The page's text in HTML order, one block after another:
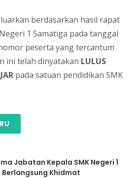
berdasarkan hasil rapat
1 Samatiga pada tanggal
peserta yang tercantum
ini telah dinyatakan LULUS
pada satuan pendidikan SMK
Jabatan Kepala SMK Negeri 1
Khidmat